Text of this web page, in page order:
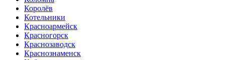
Королёв
Котельники
Красноармейск
Красногорск
Краснозаводск
Краснознаменск